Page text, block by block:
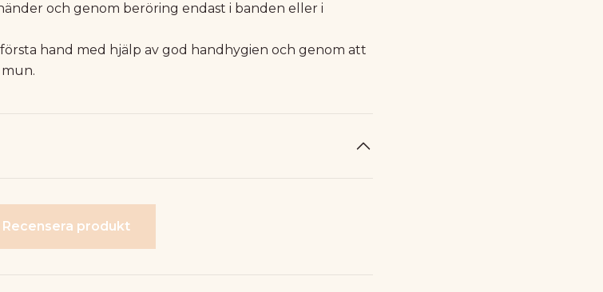
och genom beröring endast i banden eller i
hand med hjälp av god handhygien och genom att
Recensera produkt